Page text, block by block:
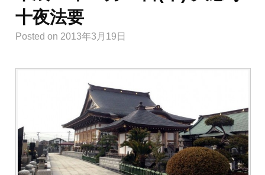
十夜法要
Posted on 2013年3月19日